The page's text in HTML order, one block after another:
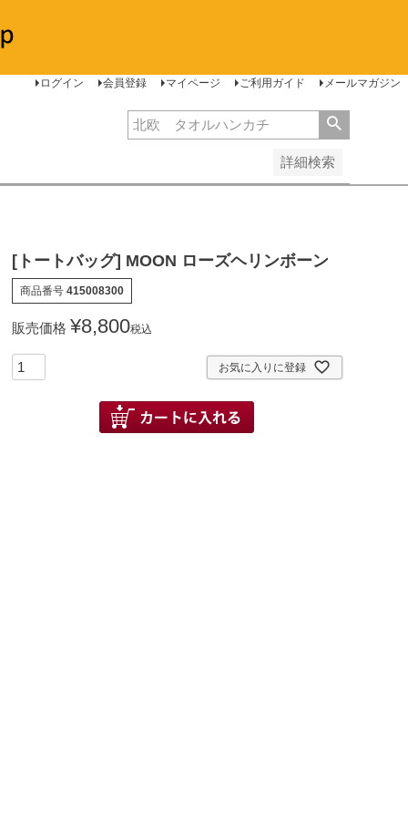
ログイン 会員登録 マイページ ご利用ガイド メールマガジン
詳細検索
順
[トートバッグ] MOON ローズヘリンボーン
商品番号 415008300
販売価格 ¥8,800税込
お気に入りに登録